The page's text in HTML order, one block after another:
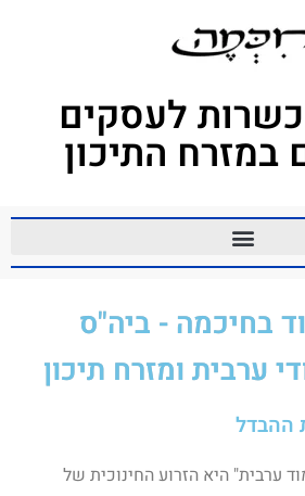
לעסקים
במזרח התיכון
בחיכמה - ביה"ס
ערבית ומזרח תיכון
ערבית" היא הזרוע החינוכית של